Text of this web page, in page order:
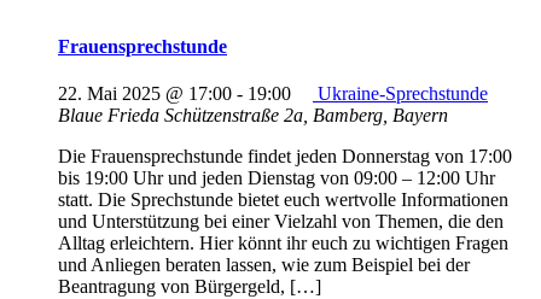
Frauensprechstunde
22. Mai 2025 @ 17:00 - 19:00
Ukraine-Sprechstunde
Blaue Frieda Schützenstraße 2a, Bamberg, Bayern
Die Frauensprechstunde findet jeden Donnerstag von 17:00
bis 19:00 Uhr und jeden Dienstag von 09:00 – 12:00 Uhr
statt. Die Sprechstunde bietet euch wertvolle Informationen
und Unterstützung bei einer Vielzahl von Themen, die den
Alltag erleichtern. Hier könnt ihr euch zu wichtigen Fragen
und Anliegen beraten lassen, wie zum Beispiel bei der
Beantragung von Bürgergeld, […]